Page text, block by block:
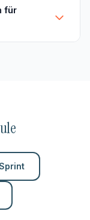
So
oder einen
für